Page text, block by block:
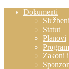
Dokumenti
Statut
Planovi
Zakoni